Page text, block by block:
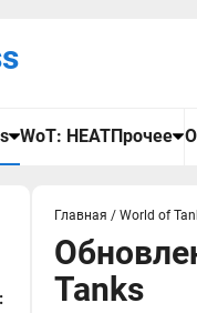
WoT: HEATПрочее
Главная / World of
Tanks